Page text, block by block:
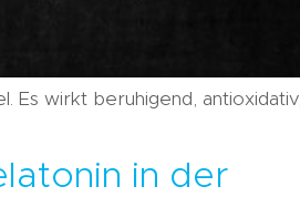
Es wirkt beruhigend, antioxidativ,
in der